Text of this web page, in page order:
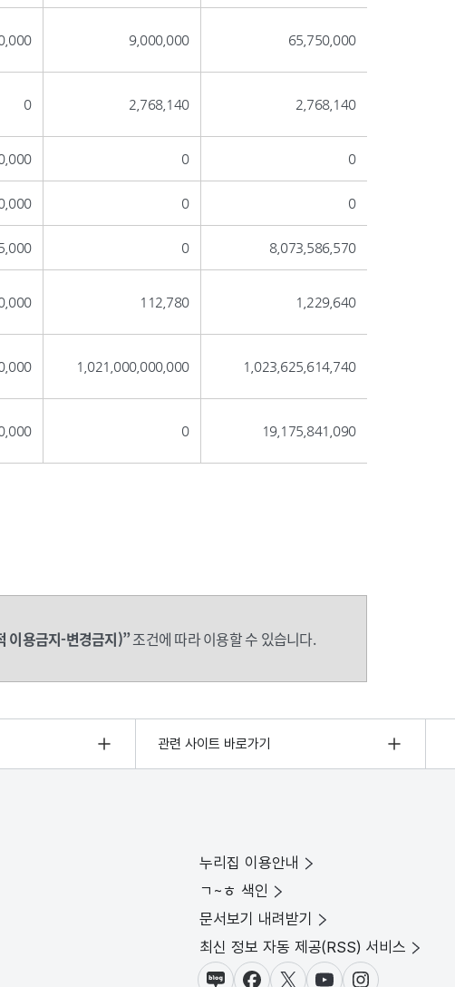
9,000,000 65,750,000
0 2,768,140 2,768,140
0 0
0 0
0 8,073,586,570
112,780 1,229,640
1,021,000,000,000 1,023,625,614,740
0 19,175,841,090
이용금지-변경금지)”조건에 따라 이용할 수 있습니다.
관련 사이트 바로가기
누리집 이용안내
ㄱ~ㅎ 색인
문서보기 내려받기
최신 정보 자동 제공(RSS) 서비스
블로그페이스북X(트위터)
유튜브인스타그램